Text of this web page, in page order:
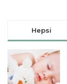
Hepsi